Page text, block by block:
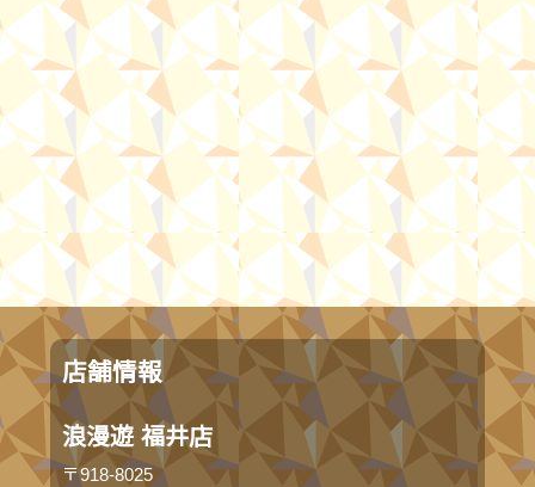
店舗情報
浪漫遊 福井店
〒918-8025